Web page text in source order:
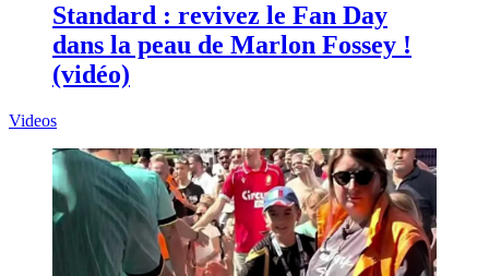
Standard : revivez le Fan Day
dans la peau de Marlon Fossey !
(vidéo)
Videos